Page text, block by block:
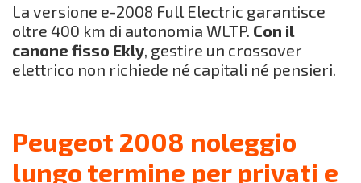
La versione e-2008 Full Electric garantisce
oltre 400 km di autonomia WLTP. Con il
canone fisso Ekly, gestire un crossover
elettrico non richiede né capitali né pensieri.
Peugeot 2008 noleggio
lungo termine per privati e